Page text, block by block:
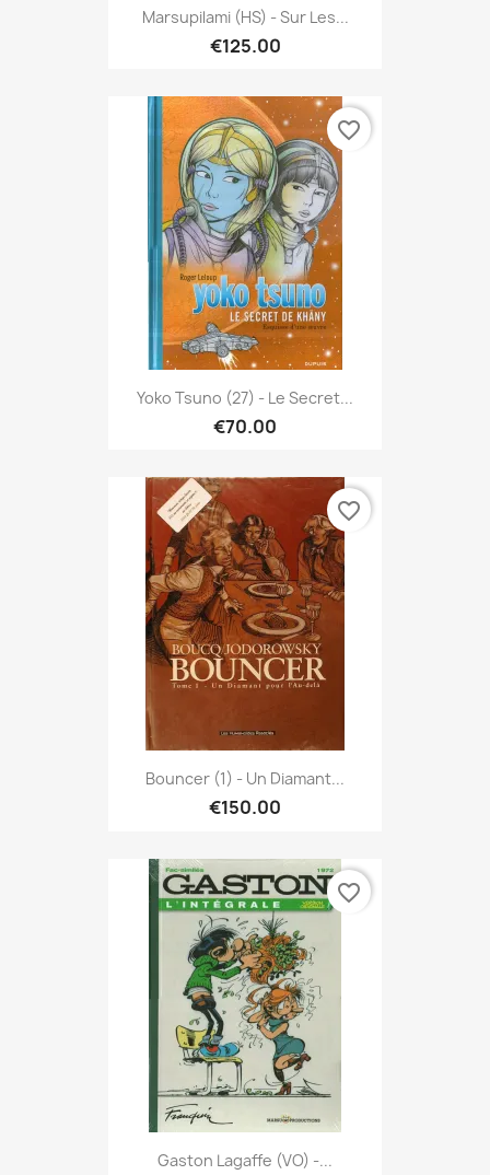
Marsupilami (HS) - Sur Les...
€125.00
Yoko Tsuno (27) - Le Secret...
€70.00
favorite_border
Bouncer (1) - Un Diamant...
€150.00
favorite_border
Gaston Lagaffe (VO) -...
favorite_border